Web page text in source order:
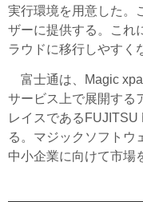
実行環境を用意した。
ザーに提供する。これ
ラウドに移行しやすく
富士通は、Magic
サービス上で展開する
レイスであるFUJITSU
る。マジックソフトウ
中小企業に向けて市場